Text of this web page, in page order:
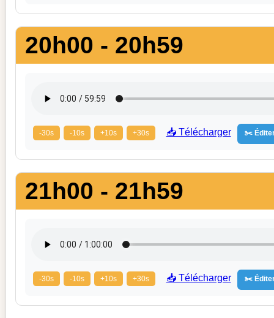
20h00 - 20h59
-30s -10s +10s +30s 📥 Télécharger ✂️
21h00 - 21h59
-30s -10s +10s +30s 📥 Télécharger ✂️